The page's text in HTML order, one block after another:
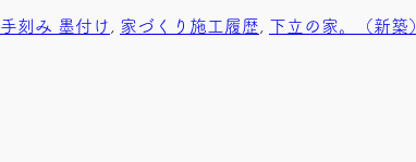
手刻み 墨付け, 家づくり施工履歴, 下立の家。（新築）